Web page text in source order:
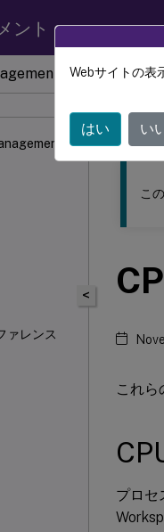
ント
ァレンス
このコ
<
こ
これら
プロセ
Webサイトの表
はい い